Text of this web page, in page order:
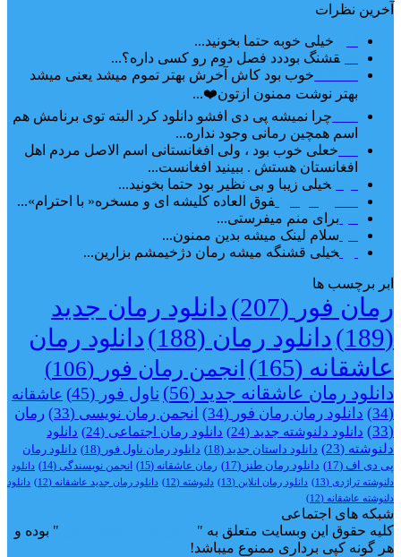
آخرین نظرات
خیلی خوبه حتما بخونید...
قشنگ بوددد فصل دوم رو کسی داره؟...
خوب بود کاش آخرش بهتر تموم میشد یعنی میشد
بهتر نوشت ممنون ازتون❤️...
چرا نمیشه پی دی افشو دانلود کرد البته توی برنامش هم
اسم همچین رمانی وجود نداره...
خعلی خوب بود ، ولی افغانستانی اسم الاصل مردم اهل
افغانستان هستش . ببینید افغانست...
مهتابخیلی زیبا و بی نظیر بود حتما بخونید...
فوق العاده کلیشه ای و مسخره« با احترام»...
برای منم میفرستی...
سلام لینک میشه بدین ممنون...
آرینخیلی قشنگه میشه رمان دژخیمشم بزارین...
ابر برچسب ها
رمان فور (207)
دانلود رمان جدید
(189)
دانلود رمان (188)
دانلود رمان
عاشقانه (165) انجمن رمان فور (106)
دانلود رمان عاشقانه جدید (56) ناول فور (45)
عاشقانه
(34)
دانلود رمان رمان فور (34) انجمن رمان نویسی (33)
رمان
(33)
دانلود دلنوشته جدید (24) دانلود رمان اجتماعی‌ (24)
دانلود
دلنوشته (23) دانلود داستان جدید (18) دانلود رمان ناول فور (18)
دانلود رمان
پی دی اف (17) دانلود رمان طنز (17) رمان عاشقانه (15) انجمن نویسندگی (14)
دانلود
دلنوشته تراژدی‌ (13) دانلود رمان انلاین (13) دلنوشته (12) دانلود رمان جدید عاشقانه (12)
دانلود
دلنوشته عاشقانه (12)
شبکه های اجتماعی
کلیه حقوق این وبسایت متعلق به "
" بوده و
هر گونه کپی برداری ممنوع میباشد!